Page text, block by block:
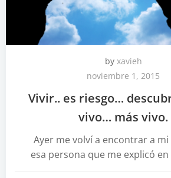
by xavieh
noviembre 1, 2015
Vivir.. es riesgo…
vivo… más vivo.
Ayer me volví a encontrar a mi
esa persona que me explicó